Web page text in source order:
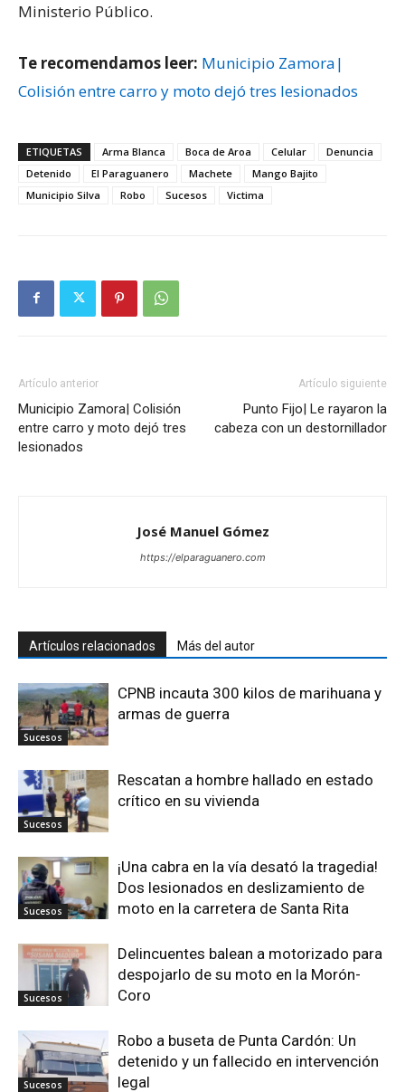
Ministerio Público.
Te recomendamos leer: Municipio Zamora|
Colisión entre carro y moto dejó tres lesionados
ETIQUETAS Arma Blanca Boca de Aroa Celular
Denuncia
Detenido
El Paraguanero Machete
Mango Bajito
Municipio Silva
Robo Sucesos Victima
Artículo anterior
Municipio Zamora| Colisión
entre carro y moto dejó tres
lesionados
Artículo siguiente
Punto Fijo| Le rayaron la
cabeza con un destornillador
José Manuel Gómez
https://elparaguanero.com
Artículos relacionados Más del autor
Sucesos
CPNB incauta 300 kilos de marihuana y
armas de guerra
Sucesos
Rescatan a hombre hallado en estado
crítico en su vivienda
Sucesos
¡Una cabra en la vía desató la tragedia!
Dos lesionados en deslizamiento de
moto en la carretera de Santa Rita
Sucesos
Delincuentes balean a motorizado para
despojarlo de su moto en la Morón-
Coro
Sucesos
Robo a buseta de Punta Cardón: Un
detenido y un fallecido en intervención
legal